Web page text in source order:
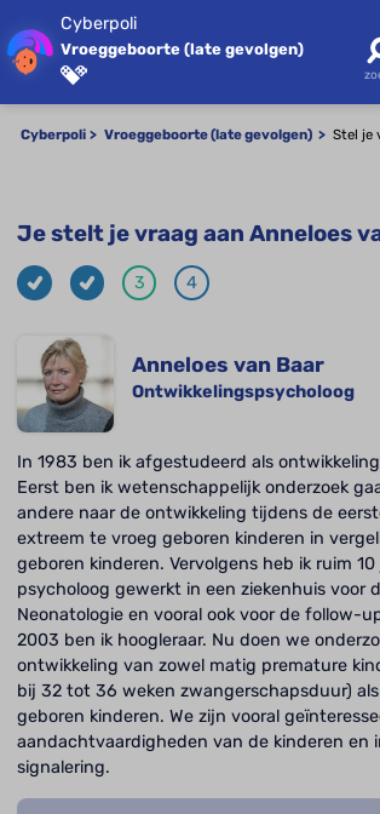
Cyberpoli
Vroeggeboorte (late gevolgen)
Cyberpoli Vroeggeboorte (late gevolgen) Stel je
Je stelt je vraag aan Anneloes
3 4
Anneloes van Baar
Ontwikkelingspsycholoog
In 1983 ben ik afgestudeerd als
Eerst ben ik wetenschappelijk onderzoek
andere naar de ontwikkeling tijdens de
extreem te vroeg geboren kinderen in
geboren kinderen. Vervolgens heb ik ruim 10
psycholoog gewerkt in een ziekenhuis voor
Neonatologie en vooral ook voor de follow-
2003 ben ik hoogleraar. Nu doen we
ontwikkeling van zowel matig premature
bij 32 tot 36 weken zwangerschapsduur)
geboren kinderen. We zijn vooral
aandachtvaardigheden van de kinderen en
signalering.